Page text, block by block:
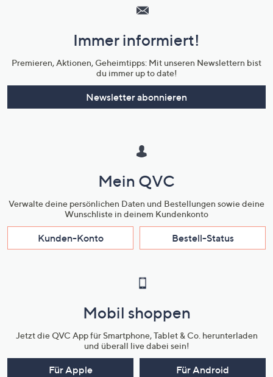
Unternehmensinformationen
Immer informiert!
Premieren, Aktionen, Geheimtipps: Mit unseren Newslettern bist
du immer up to date!
Newsletter abonnieren
Mein QVC
Verwalte deine persönlichen Daten und Bestellungen sowie deine
Wunschliste in deinem Kundenkonto
Kunden-Konto Bestell-Status
Mobil shoppen
Jetzt die QVC App für Smartphone, Tablet & Co. herunterladen
und überall live dabei sein!
Für Apple Für Android